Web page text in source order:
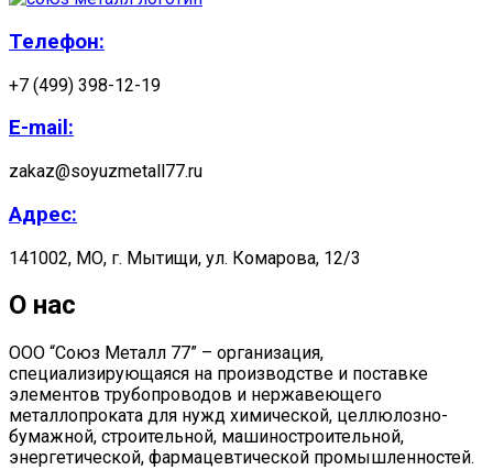
Телефон:
+7 (499) 398-12-19
E-mail:
zakaz@soyuzmetall77.ru
Адрес:
141002, МО, г. Мытищи, ул. Комарова, 12/3
О нас
ООО “Союз Металл 77” – организация,
специализирующаяся на производстве и поставке
элементов трубопроводов и нержавеющего
металлопроката для нужд химической, целлюлозно-
бумажной, строительной, машиностроительной,
энергетической, фармацевтической промышленностей.